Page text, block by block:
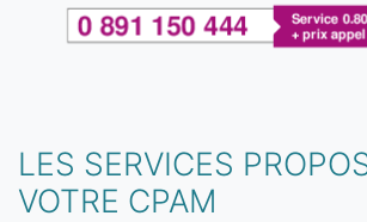
LES SERVICES
VOTRE CPAM